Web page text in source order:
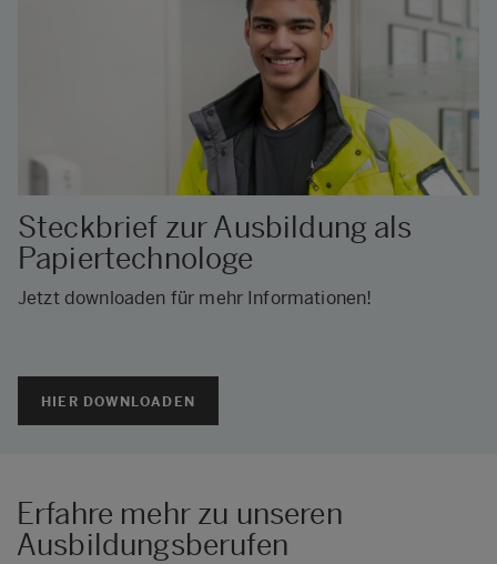
Steckbrief zur Ausbildung als
Papiertechnologe
Jetzt downloaden für mehr Informationen!
HIER DOWNLOADEN
Erfahre mehr zu unseren
Ausbildungsberufen